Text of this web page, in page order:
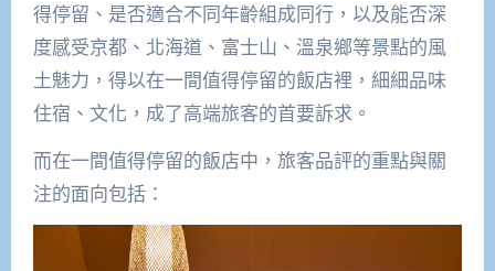
得停留、是否適合不同年齡組成同行，以及能否深
度感受京都、北海道、富士山、溫泉鄉等景點的風
土魅力，得以在一間值得停留的飯店裡，細細品味
住宿、文化，成了高端旅客的首要訴求。
而在一間值得停留的飯店中，旅客品評的重點與關
注的面向包括：